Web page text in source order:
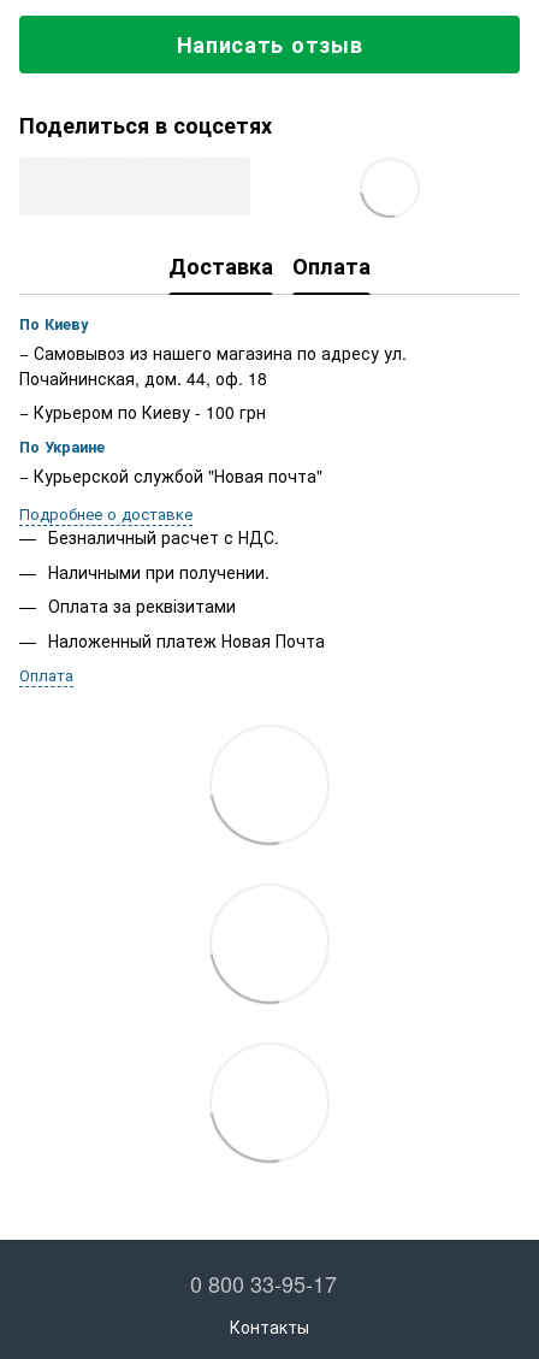
Написать отзыв
Поделиться в соцсетях
Доставка Оплата
По Киеву
− Самовывоз из нашего магазина по адресу ул.
Почайнинская, дом. 44, оф. 18
− Курьером по Киеву - 100 грн
По Украине
− Курьерской службой "Новая почта"
Подробнее о доставке
Безналичный расчет с НДС.
Наличными при получении.
Оплата за реквізитами
Наложенный платеж Новая Почта
Оплата
0 800 33-95-17
Контакты